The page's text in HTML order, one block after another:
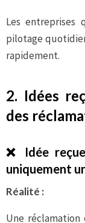
Les entreprises
pilotage
rapidement.
2. Idées
des
❌
Idée
uniquement
Réalité :
Une